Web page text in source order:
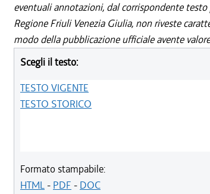
eventuali annotazioni, dal corrispondente
Regione Friuli Venezia Giulia, non riveste
modo della pubblicazione ufficiale avente
Scegli il testo:
TESTO VIGENTE
TESTO STORICO
Formato stampabile:
HTML- PDF - DOC